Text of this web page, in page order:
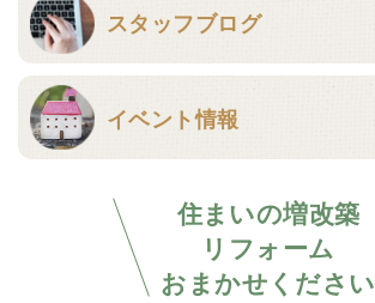
スタッフブログ
イベント情報
住まいの増改築
リフォーム
おまかせください